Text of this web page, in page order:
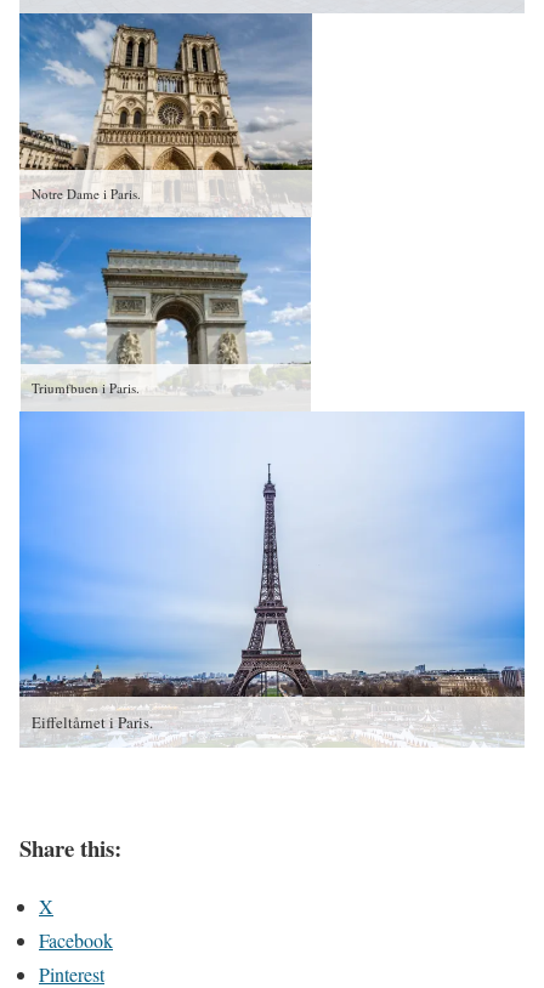
Notre Dame i Paris.
Triumfbuen i Paris.
Eiffeltårnet i Paris.
Share this:
X
Facebook
Pinterest